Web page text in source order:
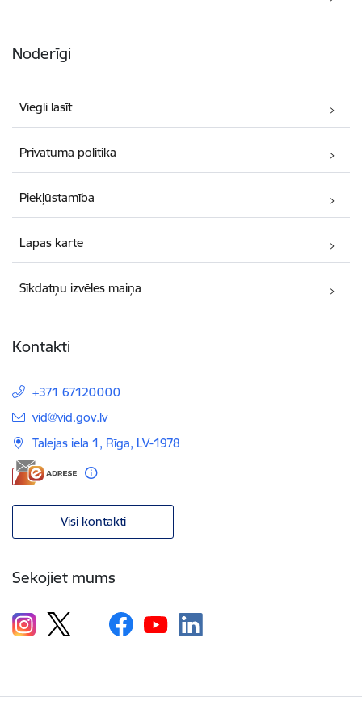
Noderīgi
Viegli lasīt
Privātuma politika
Piekļūstamība
Lapas karte
Sīkdatņu izvēles maiņa
Kontakti
+371 67120000
E-pasts:
vid@vid.gov.lv
Talejas iela 1, Rīga, LV-1978
Visi kontakti
Sekojiet mums